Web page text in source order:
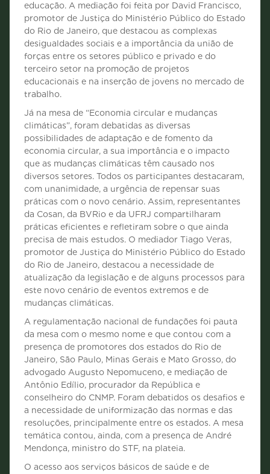
educação. A mediação foi feita por David Francisco,
promotor de Justiça do Ministério Público do Estado
do Rio de Janeiro, que destacou as complexas
desigualdades sociais e a importância da união de
forças entre os setores público e privado e do
terceiro setor na promoção de projetos
educacionais e na inserção de jovens no mercado de
trabalho.
Já na mesa de “Economia circular e mudanças
climáticas”, foram debatidas as diversas
possibilidades de adaptação e de fomento da
economia circular, a sua importância e o impacto
que as mudanças climáticas têm causado nos
diversos setores. Todos os participantes destacaram,
com unanimidade, a urgência de repensar suas
práticas com o novo cenário. Assim, representantes
da Cosan, da BVRio e da UFRJ compartilharam
práticas eficientes e refletiram sobre o que ainda
precisa de mais estudos. O mediador Tiago Veras,
promotor de Justiça do Ministério Público do Estado
do Rio de Janeiro, destacou a necessidade de
atualização da legislação e de alguns processos para
este novo cenário de eventos extremos e de
mudanças climáticas.
A regulamentação nacional de fundações foi pauta
da mesa com o mesmo nome e que contou com a
presença de promotores dos estados do Rio de
Janeiro, São Paulo, Minas Gerais e Mato Grosso, do
advogado Augusto Nepomuceno, e mediação de
Antônio Edílio, procurador da República e
conselheiro do CNMP. Foram debatidos os desafios e
a necessidade de uniformização das normas e das
resoluções, principalmente entre os estados. A mesa
temática contou, ainda, com a presença de André
Mendonça, ministro do STF, na plateia.
O acesso aos serviços básicos de saúde e de